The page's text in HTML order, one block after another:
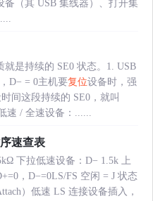
备（其 USB 集线器）、打开集
就是持续的 SE0 状态。1. USB
D− = 0主机要复位设备时，强
间这段持续的 SE0，就叫
速 / 全速设备：......
速查表
下拉低速设备：D− 1.5k 上
，D−=0LS/FS 空闲 = J 状态
）低速 LS 连接设备插入，